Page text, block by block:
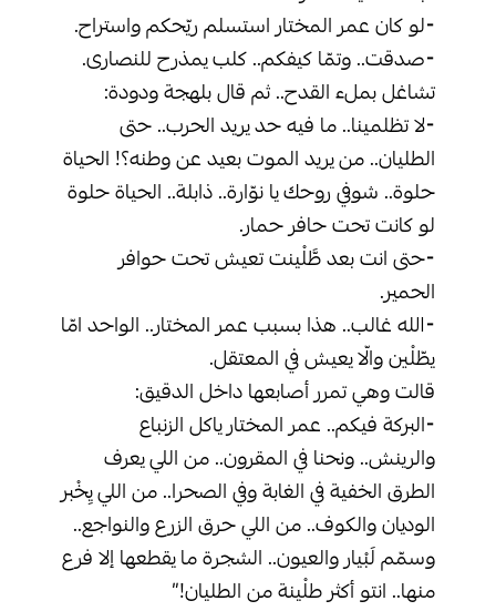
‏⁃لو كان عمر المختار استسلم ريّحكم واستراح.
‏⁃صدقت.. وتمّا كيفكم.. كلب يمذرح للنصارى.
‏تشاغل بملء القدح.. ثم قال بلهجة ودودة:
‏⁃لا تظلمينا.. ما فيه حد يريد الحرب.. حتى
الطليان.. من يريد الموت بعيد عن وطنه؟! الحياة
حلوة.. شوفي روحك يا نوّارة.. ذابلة.. الحياة حلوة
لو كانت تحت حافر حمار.
‏⁃حتى انت بعد طَّلْينت تعيش تحت حوافر
الحمير.
‏⁃الله غالب.. هذا بسبب عمر المختار.. الواحد امّا
يطّلْين والّا يعيش في المعتقل.
‏قالت وهي تمرر أصابعها داخل الدقيق:
‏⁃البركة فيكم.. عمر المختار ياكل الزنباع
والرينش.. ونحنا في المقرون.. من اللي يعرف
الطرق الخفية في الغابة وفي الصحرا.. من اللي يِخْبر
الوديان والكوف.. من اللي حرق الزرع والنواجع..
وسمّم لَبْيار والعيون.. الشجرة ما يقطعها إلا فرع
منها.. انتو أكثر طلْينة من الطليان!”